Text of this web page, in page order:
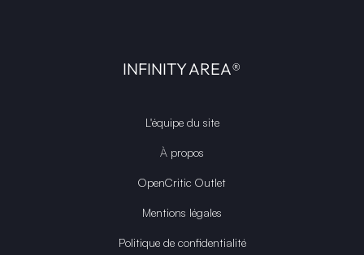
INFINITY AREA®
L'équipe du site
À propos
OpenCritic Outlet
Mentions légales
Politique de confidentialité